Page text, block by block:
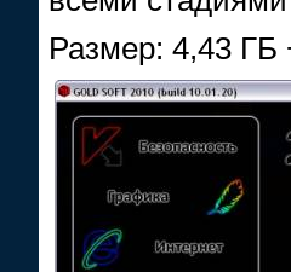
Размер: 4,43 ГБ